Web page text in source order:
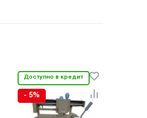
Доступно в кредит
- 5%